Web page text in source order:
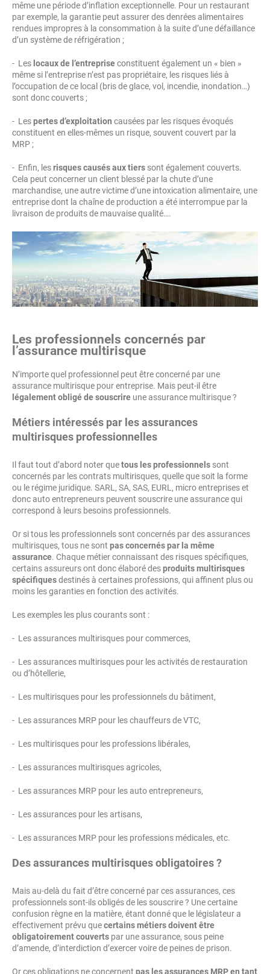
même une période d’inflation exceptionnelle. Pour un restaurant
par exemple, la garantie peut assurer des denrées alimentaires
rendues impropres à la consommation à la suite d’une défaillance
d’un système de réfrigération ;
- Les locaux de l’entrepriseconstituent également un « bien »
même si l’entreprise n’est pas propriétaire, les risques liés à
l’occupation de ce local (bris de glace, vol, incendie, inondation…)
sont donc couverts ;
- Lespertes d’exploitation causées par les risques évoqués
constituent en elles-mêmes un risque, souvent couvert par la
MRP ;
- Enfin, lesrisques causés aux tiers sont également couverts.
Cela peut concerner un client blessé par la chute d’une
marchandise, une autre victime d’une intoxication alimentaire, une
entreprise dont la chaîne de production a été interrompue par la
livraison de produits de mauvaise qualité….
Les professionnels concernés par
l’assurance multirisque
N’importe quel professionnel peut être concerné par une
assurance multirisque pour entreprise. Mais peut-il être
légalement obligé de souscrire une assurance multirisque ?
Métiers intéressés par les assurances
multirisques professionnelles
Il faut tout d’abord noter quetous les professionnels sont
concernés par les contrats multirisques, quelle que soit la forme
ou le régime juridique. SARL, SA, SAS, EURL, micro entreprises et
donc auto entrepreneurs peuvent souscrire une assurance qui
correspond à leurs besoins professionnels.
Or si tous les professionnels sont concernés par des assurances
multirisques, tous ne sont pas concernés par la même
assurance. Chaque métier connaissant des risques spécifiques,
certains assureurs ont donc élaboré desproduits multirisques
spécifiquesdestinés à certaines professions, qui affinent plus ou
moins les garanties en fonction des activités.
Les exemples les plus courants sont :
- Les assurances multirisques pour commerces,
- Les assurances multirisques pour les activités de restauration
ou d’hôtellerie,
- Les multirisques pour les professionnels du bâtiment,
- Les assurances MRP pour les chauffeurs de VTC,
- Les multirisques pour les professions libérales,
- Les assurances multirisques agricoles,
- Les assurances MRP pour les auto entrepreneurs,
- Les assurances pour les artisans,
- Les assurances MRP pour les professions médicales, etc.
Des assurances multirisques obligatoires ?
Mais au-delà du fait d’être concerné par ces assurances, ces
professionnels sont-ils obligés de les souscrire ? Une certaine
confusion règne en la matière, étant donné que le législateur a
effectivement prévu quecertains métiers doivent être
obligatoirement couverts par une assurance, sous peine
d’amende, d’interdiction d’exercer voire de peines de prison.
Or ces obligations ne concernent pas les assurances MRP en tant